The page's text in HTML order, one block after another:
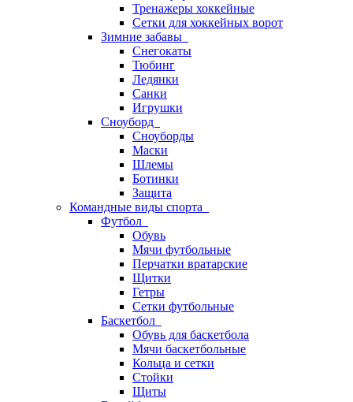
Тренажеры хоккейные
Сетки для хоккейных ворот
Зимние забавы
Снегокаты
Тюбинг
Ледянки
Санки
Игрушки
Сноуборд
Сноуборды
Маски
Шлемы
Ботинки
Защита
Командные виды спорта
Футбол
Обувь
Мячи футбольные
Перчатки вратарские
Щитки
Гетры
Сетки футбольные
Баскетбол
Обувь для баскетбола
Мячи баскетбольные
Кольца и сетки
Стойки
Щиты